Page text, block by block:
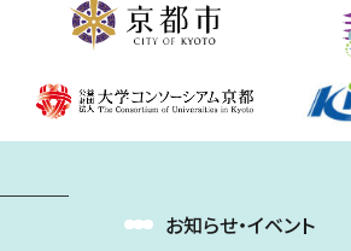
お知らせ・イベント